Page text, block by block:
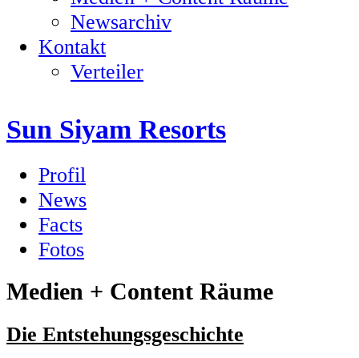
Newsarchiv
Kontakt
Verteiler
Sun Siyam Resorts
Profil
News
Facts
Fotos
Medien + Content Räume
Die Entstehungsgeschichte